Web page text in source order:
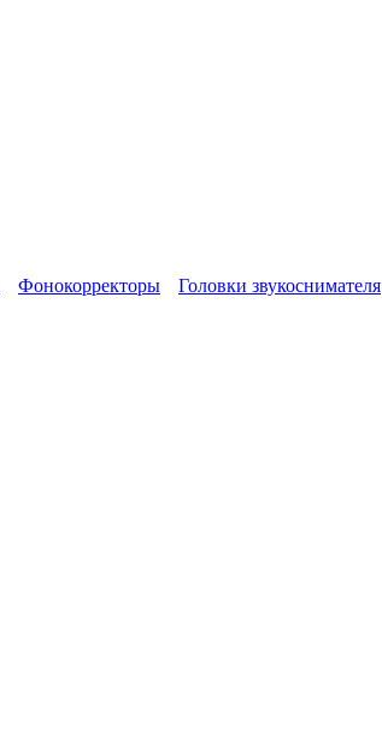
Фонокорректоры Головки звукоснимателя